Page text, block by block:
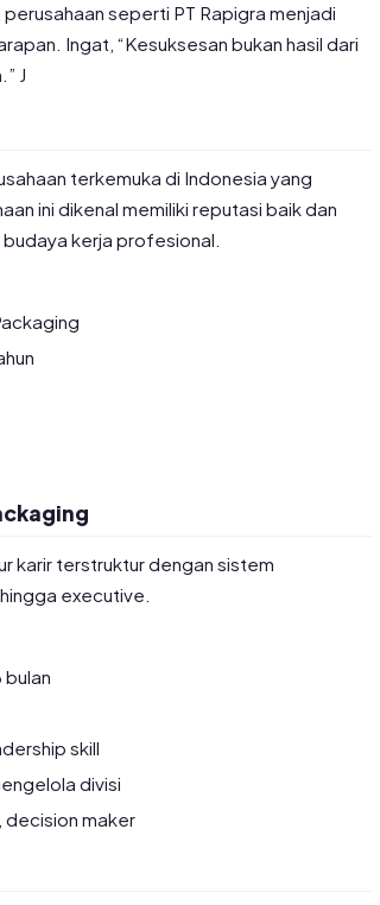
seperti PT Rapigra menjadi
Ingat, “Kesuksesan bukan hasil dari
J
terkemuka di Indonesia yang
ini dikenal memiliki reputasi baik dan
kerja profesional.
karir terstruktur dengan sistem
executive.
skill
divisi
decision maker